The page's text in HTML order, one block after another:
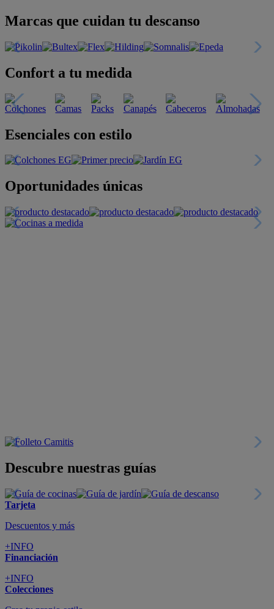
Marcas que cuidan tu descanso
Confort a tu medida
Esenciales con estilo
Oportunidades únicas
Descubre nuestras guías
Tarjeta
Descuentos y más
+INFO
Financiación
+INFO
Colecciones